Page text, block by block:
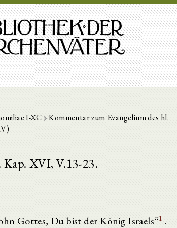
I-XC
Kommentar zum Evangelium des hl.
XVI, V.13-23.
Gottes, Du bist der König Israels“1 .